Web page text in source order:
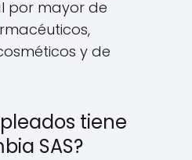
por mayor de
y de
tiene
SAS?